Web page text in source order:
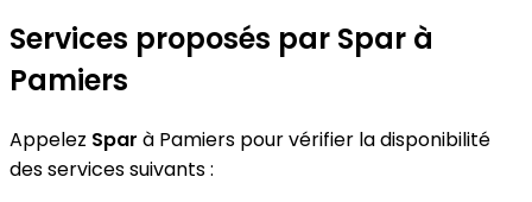
Services proposés par Spar à
Pamiers
Appelez Spar à Pamiers pour vérifier la disponibilité
des services suivants :